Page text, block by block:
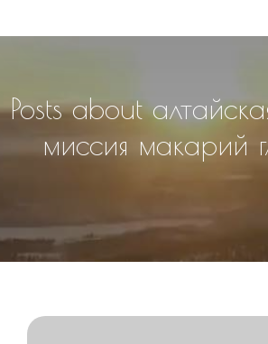
Posts about
миссия макарий